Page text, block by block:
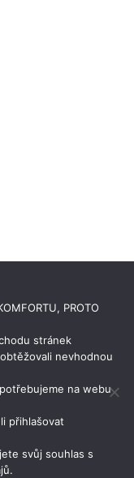
PROTO
stránek
nevhodnou
na webu
přihlašovat
svůj souhlas s
se našeho